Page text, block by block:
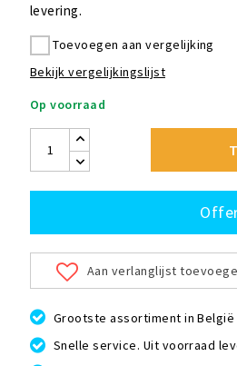
levering.
Toevoegen aan vergelijking
Bekijk vergelijkingslijst
Op voorraad
Aan verlanglijst
Grootste assortiment in België
Snelle service. Uit voorraad